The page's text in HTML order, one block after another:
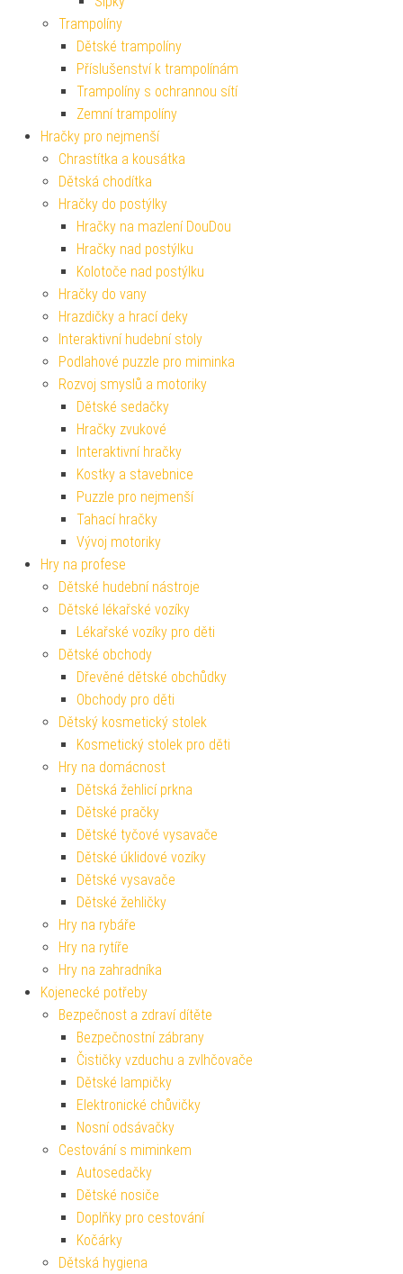
Trampolíny
Dětské trampolíny
Příslušenství k trampolínám
Trampolíny s ochrannou sítí
Zemní trampolíny
Hračky pro nejmenší
Chrastítka a kousátka
Dětská chodítka
Hračky do postýlky
Hračky na mazlení DouDou
Hračky nad postýlku
Kolotoče nad postýlku
Hračky do vany
Hrazdičky a hrací deky
Interaktivní hudební stoly
Podlahové puzzle pro miminka
Rozvoj smyslů a motoriky
Dětské sedačky
Hračky zvukové
Interaktivní hračky
Kostky a stavebnice
Puzzle pro nejmenší
Tahací hračky
Vývoj motoriky
Hry na profese
Dětské hudební nástroje
Dětské lékařské vozíky
Lékařské vozíky pro děti
Dětské obchody
Dřevěné dětské obchůdky
Obchody pro děti
Dětský kosmetický stolek
Kosmetický stolek pro děti
Hry na domácnost
Dětská žehlicí prkna
Dětské pračky
Dětské tyčové vysavače
Dětské úklidové vozíky
Dětské vysavače
Dětské žehličky
Hry na rybáře
Hry na rytíře
Hry na zahradníka
Kojenecké potřeby
Bezpečnost a zdraví dítěte
Bezpečnostní zábrany
Čističky vzduchu a zvlhčovače
Dětské lampičky
Elektronické chůvičky
Nosní odsávačky
Cestování s miminkem
Autosedačky
Dětské nosiče
Doplňky pro cestování
Kočárky
Dětská hygiena